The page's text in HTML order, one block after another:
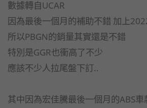
數據轉自UCAR
因為最後一個月的補助不錯 加上
所以PBGN的銷量其實還是不錯
特別是GGR也衝高了不少
應該不少人拉尾盤下訂..
其中因為宏佳騰最後一個月的ABS